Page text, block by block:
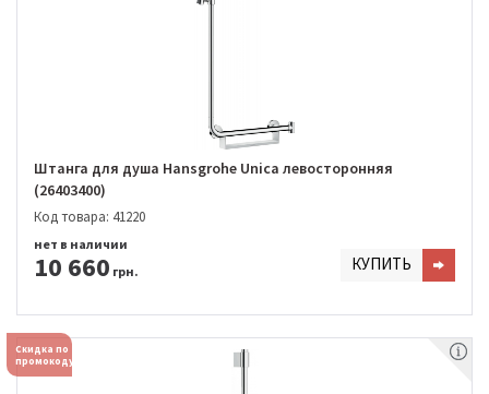
Штанга для душа Hansgrohe Unica левосторонняя
(26403400)
Код товара: 41220
10 660 грн.
нет в наличии
КУПИТЬ
Скидка по
промокоду